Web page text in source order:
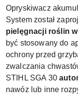
Opryskiwacz
System został
pielęgnacji roślin
być stosowany do
ochrony przed
zwalczania
STIHL SGA 30
nawóz lub inne